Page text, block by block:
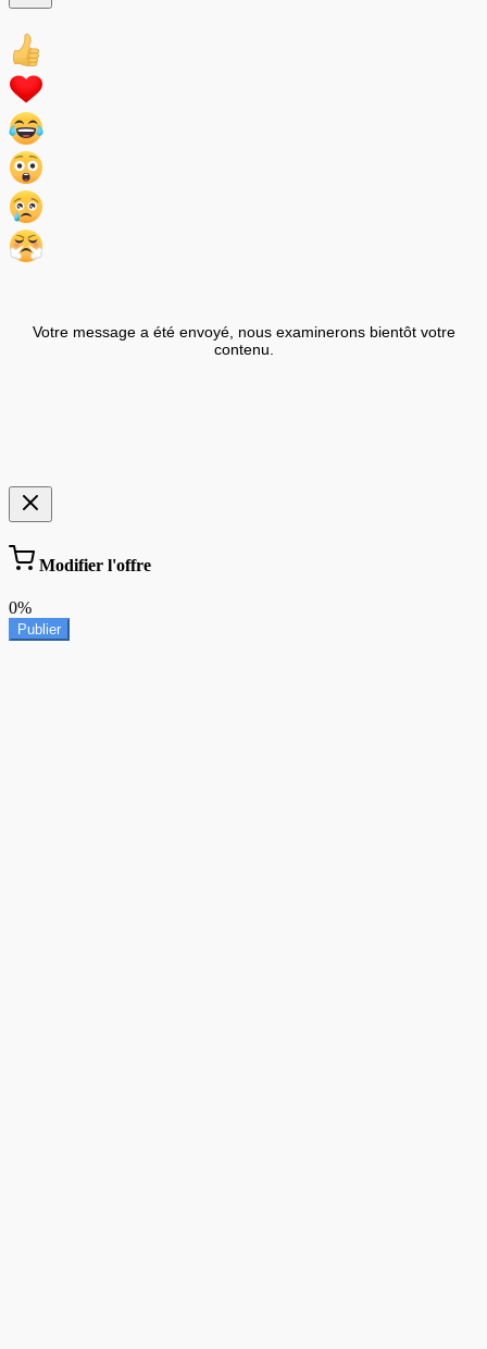
Votre message a été envoyé, nous examinerons bientôt votre
contenu.
Modifier l'offre
0%
Publier